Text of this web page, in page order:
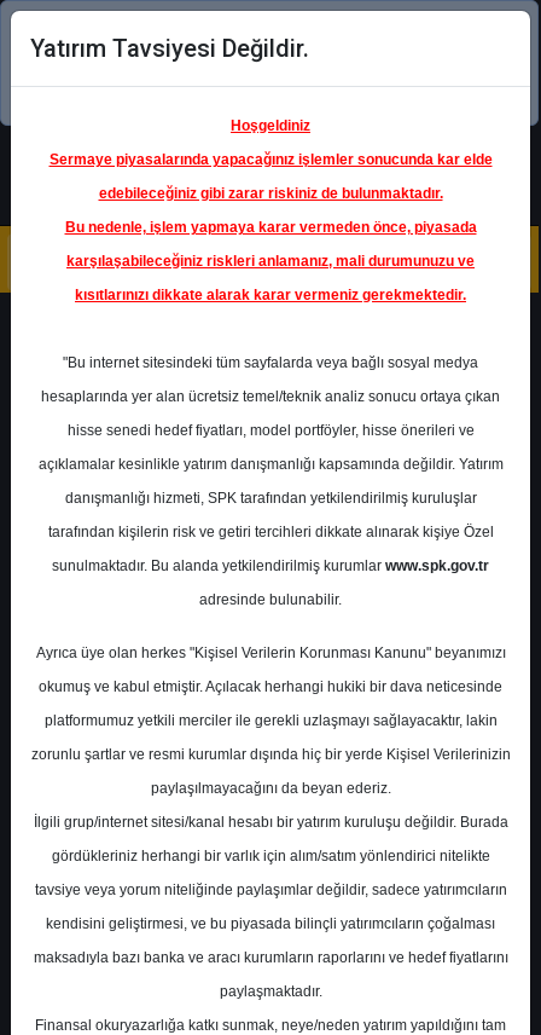
Şimdi uygulamayı indirin!
KCHOL - KOÇ HOLDİNG A.Ş.
Hedef Fiyat 175.60 ₺
Getiri
%0.00
0 2
En Yüksek Tahmin
Ortalama Fiyat Tahmini
Ortalama Getiri Potansiyeli
Yatırım Tavsiyesi Değildir.
Hoşgeldiniz
Sermaye piyasalarında yapacağınız işlemler sonucunda kar elde
edebileceğiniz gibi zarar riskiniz de bulunmaktadır.
Bu nedenle, işlem yapmaya karar vermeden önce, piyasada
karşılaşabileceğiniz riskleri anlamanız, mali durumunuzu ve
kısıtlarınızı dikkate alarak karar vermeniz gerekmektedir.
"Bu internet sitesindeki tüm sayfalarda veya bağlı sosyal medya
hesaplarında yer alan ücretsiz temel/teknik analiz sonucu ortaya çıkan
hisse senedi hedef fiyatları, model portföyler, hisse önerileri ve
açıklamalar kesinlikle yatırım danışmanlığı kapsamında değildir. Yatırım
danışmanlığı hizmeti, SPK tarafından yetkilendirilmiş kuruluşlar
tarafından kişilerin risk ve getiri tercihleri dikkate alınarak kişiye Özel
sunulmaktadır. Bu alanda yetkilendirilmiş kurumlar www.spk.gov.tr
adresinde bulunabilir.
Ayrıca üye olan herkes "Kişisel Verilerin Korunması Kanunu" beyanımızı
okumuş ve kabul etmiştir. Açılacak herhangi hukiki bir dava neticesinde
platformumuz yetkili merciler ile gerekli uzlaşmayı sağlayacaktır, lakin
zorunlu şartlar ve resmi kurumlar dışında hiç bir yerde Kişisel Verilerinizin
paylaşılmayacağını da beyan ederiz.
İlgili grup/internet sitesi/kanal hesabı bir yatırım kuruluşu değildir. Burada
gördükleriniz herhangi bir varlık için alım/satım yönlendirici nitelikte
tavsiye veya yorum niteliğinde paylaşımlar değildir, sadece yatırımcıların
kendisini geliştirmesi, ve bu piyasada bilinçli yatırımcıların çoğalması
maksadıyla bazı banka ve aracı kurumların raporlarını ve hedef fiyatlarını
paylaşmaktadır.
Finansal okuryazarlığa katkı sunmak, neye/neden yatırım yapıldığını tam